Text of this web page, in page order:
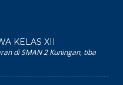
KELAS XII
di SMAN 2 Kuningan, tiba